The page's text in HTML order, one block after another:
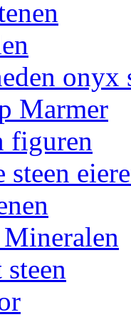
onyx
Marmer
figuren